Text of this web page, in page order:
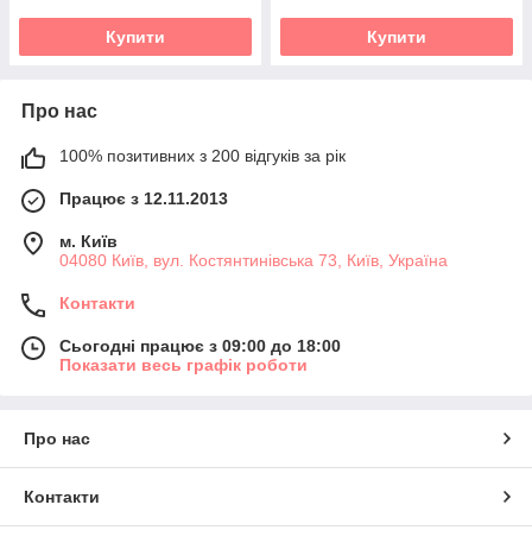
Купити Купити
Про нас
100% позитивних з 200 відгуків за рік
Працює з 12.11.2013
м. Київ
04080 Київ, вул. Костянтинівська 73, Київ, Україна
Контакти
Сьогодні працює з 09:00 до 18:00
Показати весь графік роботи
Про нас
Контакти